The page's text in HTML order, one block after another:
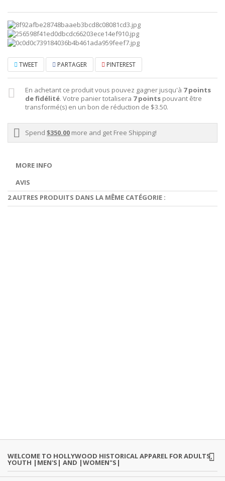
TWEET PARTAGER PINTEREST
En achetant ce produit vous pouvez gagner jusqu'à 7points
de fidélité. Votre panier totalisera 7points pouvant être
transformé(s) en un bon de réduction de $3.50.
Spend $350.00 more and get Free Shipping!
MORE INFO
AVIS
2 AUTRES PRODUITS DANS LA MÊME CATÉGORIE :
WELCOME TO HOLLYWOOD HISTORICAL APPAREL FOR ADULTS,
YOUTH |MEN'S| AND |WOMEN"S|